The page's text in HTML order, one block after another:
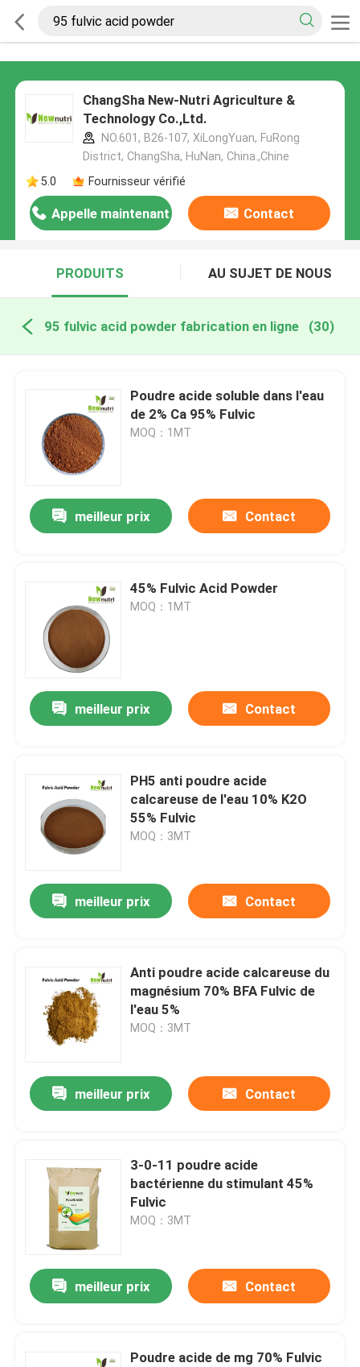
ChangSha New-Nutri Agriculture &
Technology Co.,Ltd.
NO.601, B26-107, XiLongYuan, FuRong
District, ChangSha, HuNan, China.,Chine
5.0
Fournisseur vérifié
Appelle maintenant Contact
PRODUITS AU SUJET DE NOUS
95 fulvic acid powder fabrication en ligne (30)
Poudre acide soluble dans l'eau
de 2% Ca 95% Fulvic
MOQ：1MT
meilleur prix Contact
45% Fulvic Acid Powder
MOQ：1MT
meilleur prix Contact
PH5 anti poudre acide
calcareuse de l'eau 10% K2O
55% Fulvic
MOQ：3MT
meilleur prix Contact
Anti poudre acide calcareuse du
magnésium 70% BFA Fulvic de
l'eau 5%
MOQ：3MT
meilleur prix Contact
3-0-11 poudre acide
bactérienne du stimulant 45%
Fulvic
MOQ：3MT
meilleur prix Contact
Poudre acide de mg 70% Fulvic